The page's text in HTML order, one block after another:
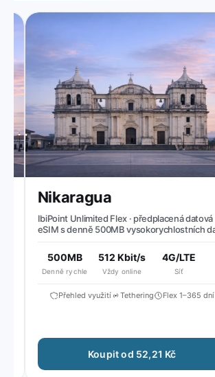
Nikaragua
IbiPoint Unlimited Flex · předplacená datová
eSIM s denně 500MB vysokorychlostních dat,
500MB
Denně rychle
512 Kbit/s
Vždy online
4G/LTE
Síť
Přehled využití Tethering Flex 1–365 dní
Koupit od 52,21 Kč